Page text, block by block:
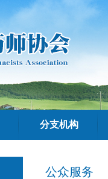
分支机构
公众服务